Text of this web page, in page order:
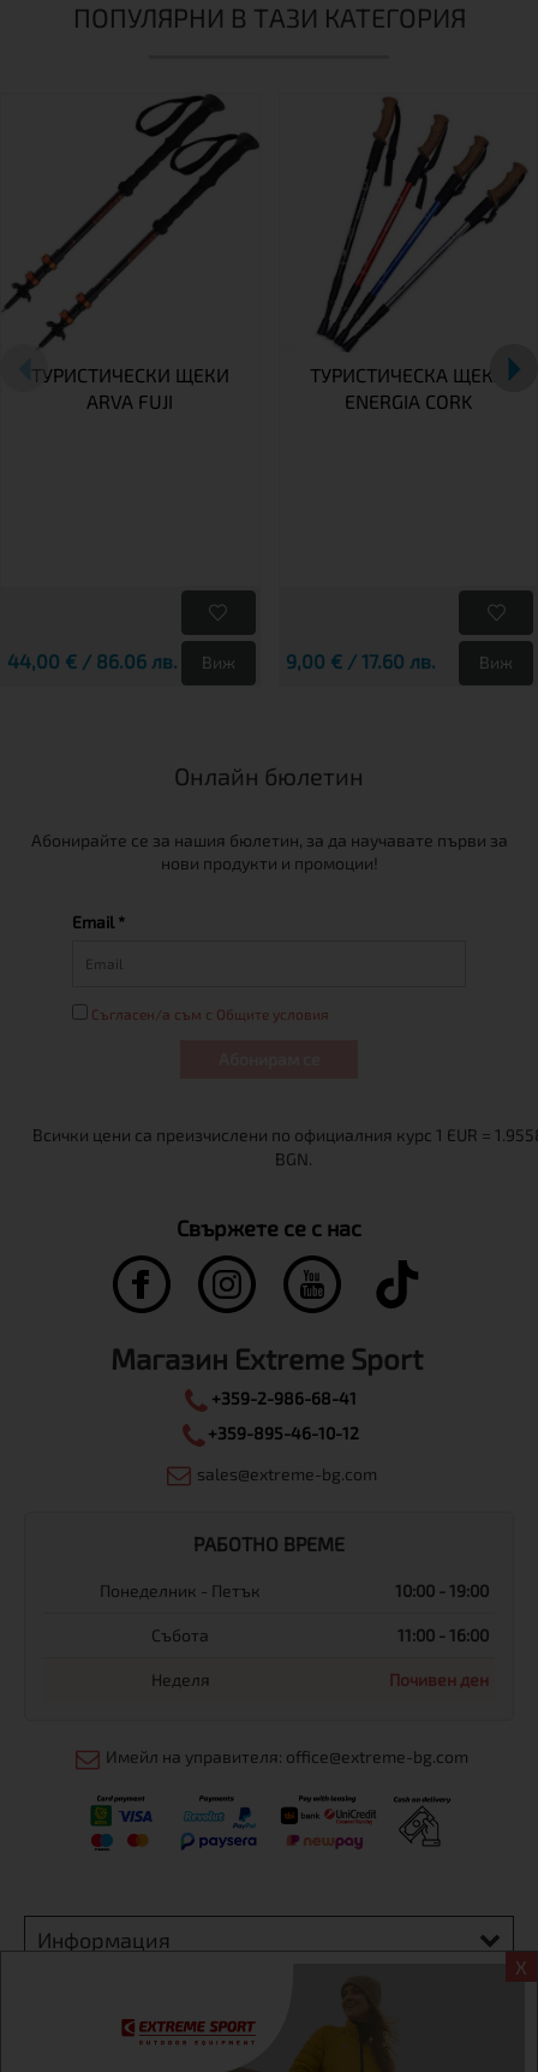
X
ПОПУЛЯРНИ В ТАЗИ КАТЕГОРИЯ
ТУРИСТИЧЕСКИ ЩЕКИ
ARVA FUJI
44,00 € / 86.06 лв. Виж
ТУРИСТИЧЕСКА ЩЕКА
ENERGIA CORK
9,00 € / 17.60 лв. Виж
Онлайн бюлетин
Абонирайте се за нашия бюлетин, за да научавате първи за
нови продукти и промоции!
Email *
Съгласен/а съм с Общите условия
Свържете се с нас
Магазин Extreme Sport
+359-2-986-68-41
+359-895-46-10-12
sales@extreme-bg.com
РАБОТНО ВРЕМЕ
Понеделник - Петък 10:00 - 19:00
Събота 11:00 - 16:00
Неделя Почивен ден
Имейл на управителя: office@extreme-bg.com
Информация
гр. София, Овча купел, ул.692, №12, офис 1, магазини
гр.София,бул. Дондуков 42, тел.:+359 895461012